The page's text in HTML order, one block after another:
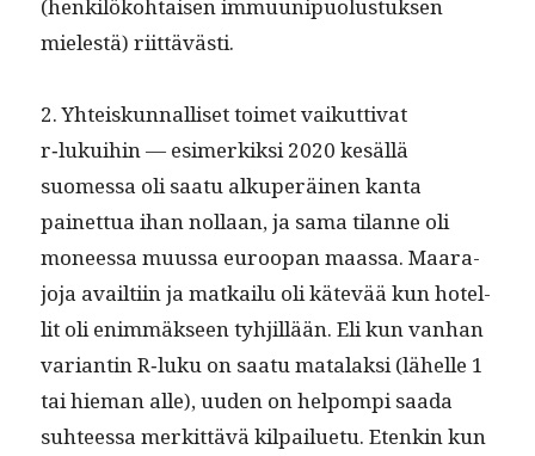
(henkilöko­htaisen immuu­nipuo­lus­tuk­sen
mielestä) riittävästi.
2. Yhteiskun­nal­liset toimet vaikut­ti­vat
r‑lukuihin — esimerkik­si 2020 kesäl­lä
suomes­sa oli saatu alku­peräi­nen kan­ta
painet­tua ihan nol­laan, ja sama tilanne oli
mon­eessa muus­sa euroopan maas­sa. Maara­
jo­ja availti­in ja matkailu oli kätevää kun hotel­
lit oli enim­mäk­seen tyhjil­lään. Eli kun van­han
vari­antin R‑luku on saatu mata­lak­si (lähelle 1
tai hie­man alle), uuden on helpom­pi saa­da
suh­teessa merkit­tävä kil­pailue­tu. Etenkin kun